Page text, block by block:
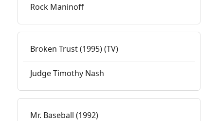
Rock Maninoff
Broken Trust (1995) (TV)
Judge Timothy Nash
Mr. Baseball (1992)